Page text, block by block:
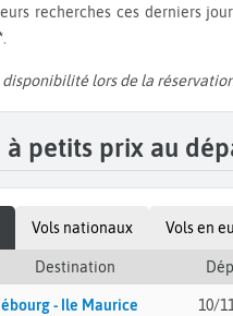
recherches ces derniers
disponibilité lors de la
à petits prix au
Vols nationaux Vols en
Destination
- Ile Maurice 10/